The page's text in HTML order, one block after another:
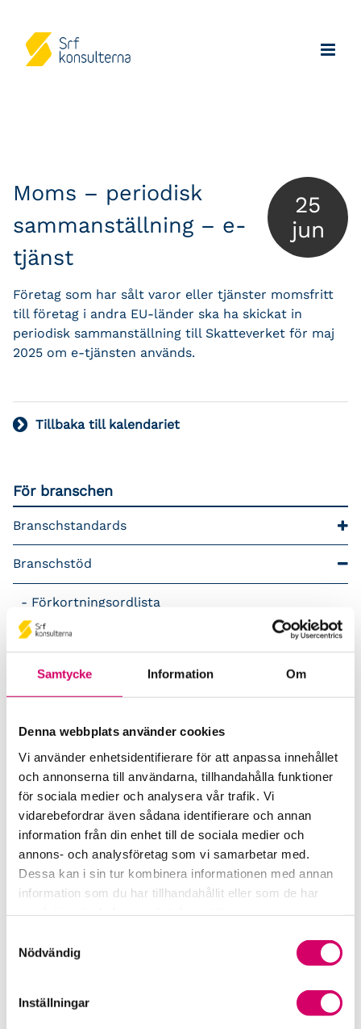
Samtycke Information Om
Denna webbplats använder cookies
Vi använder enhetsidentifierare för att anpassa innehållet
och annonserna till användarna, tillhandahålla funktioner
för sociala medier och analysera vår trafik. Vi
vidarebefordrar även sådana identifierare och annan
information från din enhet till de sociala medier och
annons- och analysföretag som vi samarbetar med.
Dessa kan i sin tur kombinera informationen med annan
information som du har tillhandahållit eller som de har
Nödvändig
Inställningar
25
jun
Moms – periodisk
sammanställning – e-
tjänst
Företag som har sålt varor eller tjänster momsfritt
till företag i andra EU-länder ska ha skickat in
periodisk sammanställning till Skatteverket för maj
2025 om e-tjänsten används.
Tillbaka till kalendariet
För branschen
Branschstandards
Branschstöd
Förkortningsordlista
Kommunikationsstöd – Snacka lön
LAP – Svensk Löneartsplan
Rådgivning i redovisningsbranschen
Srf Uttalanden och vägledningar
Viktiga dagar till din kalender
Kalendarium
Karriär för lönekonsulter